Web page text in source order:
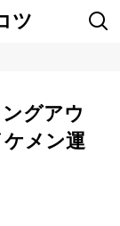
ツ
グアウ
ケメン運